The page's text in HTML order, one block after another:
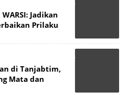
Jadikan
Prilaku
di Tanjabtim,
Mata dan